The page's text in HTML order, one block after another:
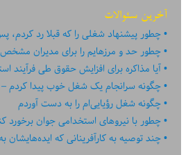
آخرین سئوالات
چطور پیشنهاد شغلی را که قبلا رد کردم،
چطور حد و مرزهایم را برای مدیران
آیا مذاکره برای افزایش حقوق طی فرآیند
چگونه سرانجام یک شغل خوب پیدا کردم –
چگونه شغل رؤیایی‌ام را به دست آوردم
چطور با نیروهای استخدامی جوان برخورد
چند توصیه به کارآفرینانی که ایده‏‏‌‏‏‌هایشان